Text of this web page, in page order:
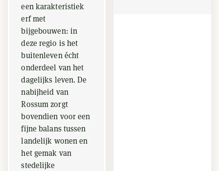
een karakteristiek
erf met
bijgebouwen: in
deze regio is het
buitenleven écht
onderdeel van het
dagelijks leven. De
nabijheid van
Rossum zorgt
bovendien voor een
fijne balans tussen
landelijk wonen en
het gemak van
stedelijke